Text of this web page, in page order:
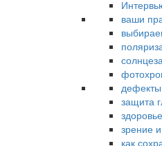
ваши
защита
зрение
как